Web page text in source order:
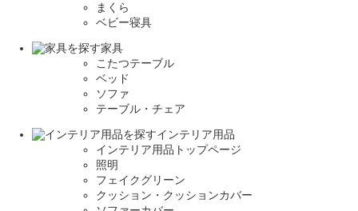
まくら
ベビー寝具
家具
こたつテーブル
ベッド
ソファ
テーブル・チェア
インテリア用品
インテリア用品トップページ
照明
フェイクグリーン
クッション・クッションカバー